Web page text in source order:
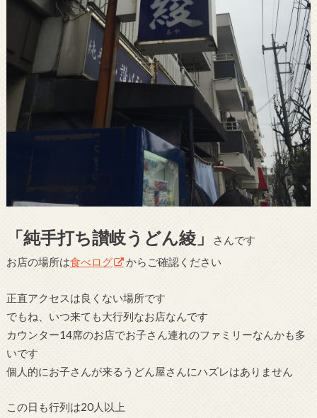
「純手打ち讃岐うどん綾」
さんです
お店の場所は食べログ からご確認ください
正直アクセスは良くない場所です
でもね、いつ来ても大行列なお店なんです
カウンター14席のお店でお子さん連れのファミリーなんかも多
いです
個人的にお子さんが来るうどん屋さんにハズレはありません
この日も行列は20人以上